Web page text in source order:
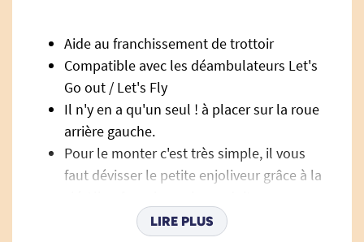
Aide au franchissement de trottoir
Compatible avec les déambulateurs Let's
Go out / Let's Fly
Il n'y en a qu'un seul ! à placer sur la roue
arrière gauche.
Pour le monter c'est très simple, il vous
faut dévisser le petite enjoliveur grâce à la
LIRE PLUS